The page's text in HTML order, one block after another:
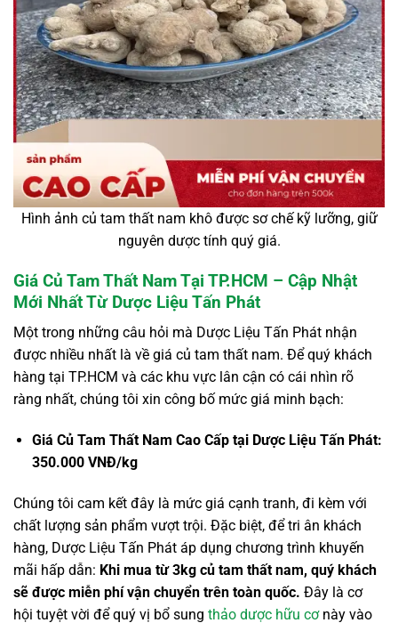
Hình ảnh củ tam thất nam khô được sơ chế kỹ lưỡng, giữ
nguyên dược tính quý giá.
Giá Củ Tam Thất Nam Tại TP.HCM – Cập Nhật
Mới Nhất Từ Dược Liệu Tấn Phát
Một trong những câu hỏi mà Dược Liệu Tấn Phát nhận
được nhiều nhất là về giá củ tam thất nam. Để quý khách
hàng tại TP.HCM và các khu vực lân cận có cái nhìn rõ
ràng nhất, chúng tôi xin công bố mức giá minh bạch:
Giá Củ Tam Thất Nam Cao Cấp tại Dược Liệu Tấn Phát:
350.000 VNĐ/kg
Chúng tôi cam kết đây là mức giá cạnh tranh, đi kèm với
chất lượng sản phẩm vượt trội. Đặc biệt, để tri ân khách
hàng, Dược Liệu Tấn Phát áp dụng chương trình khuyến
mãi hấp dẫn: Khi mua từ 3kg củ tam thất nam, quý khách
sẽ được miễn phí vận chuyển trên toàn quốc. Đây là cơ
hội tuyệt vời để quý vị bổ sung thảo dược hữu cơnày vào